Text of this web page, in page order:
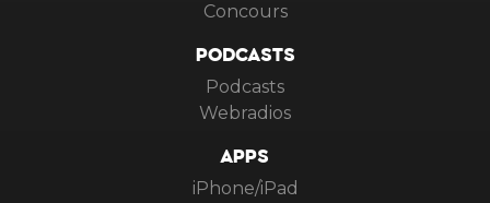
Concours
PODCASTS
Podcasts
Webradios
APPS
iPhone/iPad